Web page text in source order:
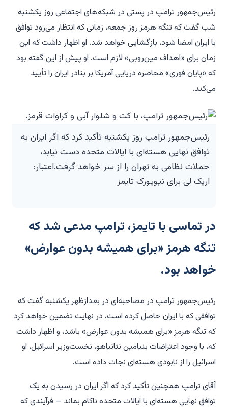
رئیس‌جمهور ترامپ در پستی در شبکه‌های اجتماعی روز یکشنبه
شب گفت که تنگه هرمز روز جمعه، زمانی که انتظار می‌رود توافق
با ایران امضا شود، بازگشایی خواهد شد. او اظهار داشت که این
زمان برای «اهداف مین‌روبی» لازم است. او پیش از این گفته بود
که «پایان فوری» محاصره دریایی آمریکا بر بنادر ایران را تأیید
می‌کند.
رئیس‌جمهور ترامپ روز یکشنبه تأکید کرد که اگر ایران به
توافق نهایی هسته‌ای با ایالات متحده دست نیابد،
حملات نظامی به تهران را از سر خواهد گرفت.اعتبار:
اریک لی برای نیویورک تایمز
در تماسی با تایمز، ترامپ مدعی شد که
تنگه هرمز «برای همیشه بدون عوارض»
خواهد بود.
رئیس‌جمهور ترامپ در مصاحبه‌ای در بعدازظهر یکشنبه گفت که
توافقی که با ایران حاصل کرده است، در نهایت تضمین خواهد کرد
که تنگه هرمز «برای همیشه بدون عوارض» باشد، و اظهار داشت
که، با وجود اعتراضات بنیامین نتانیاهو، نخست‌وزیر اسرائیل، او
اسرائیل را از نابودی هسته‌ای نجات داده است.
آقای ترامپ همچنین تأکید کرد که اگر ایران در رسیدن به یک
توافق نهایی هسته‌ای با ایالات متحده ناکام بماند — فرآیندی که